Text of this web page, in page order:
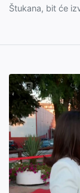
Štukana, bit će